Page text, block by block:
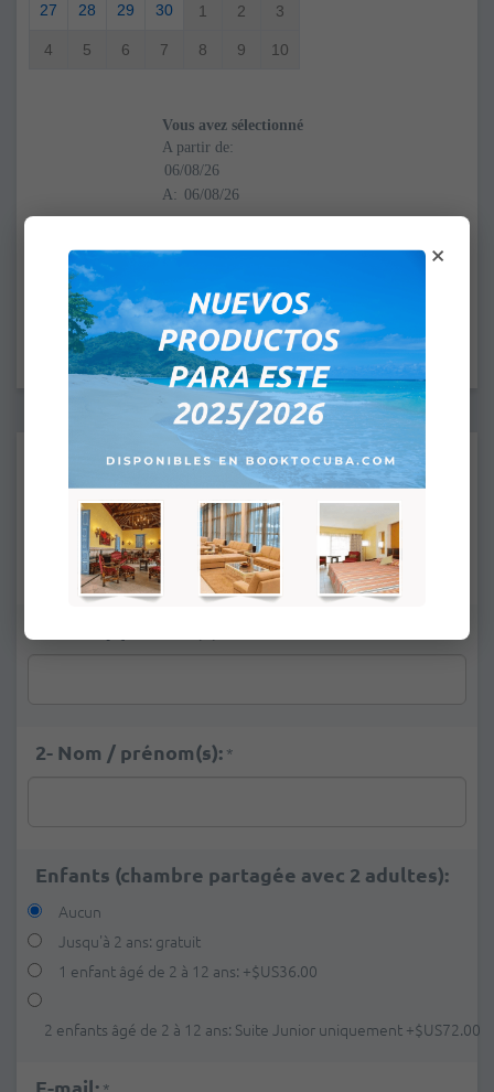
27 28 29 30 1 2 3
4 5 6 7 8 9 10
Vous avez sélectionné
A partir de:
A:
HEURE DE DÉPART: 12:00PM
Suppléments:
Aucun
Vue sur mer+34,00 $US
Junior Suite+50,00 $US
2- Nom / prénom(s): *
Enfants (chambre partagée avec 2 adultes):
Aucun
Jusqu'à 2 ans: gratuit
1 enfant âgé de 2 à 12 ans: +$US36.00
2 enfants âgé de 2 à 12 ans: Suite Junior uniquement +$US72.00
×